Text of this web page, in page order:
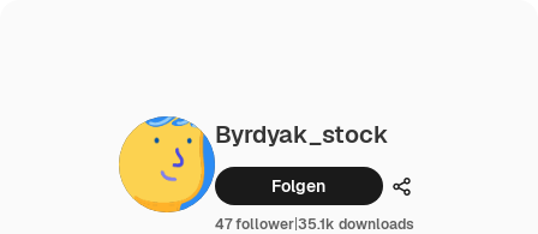
Byrdyak_stock
Folgen Teilen
47 follower|35.1k downloads